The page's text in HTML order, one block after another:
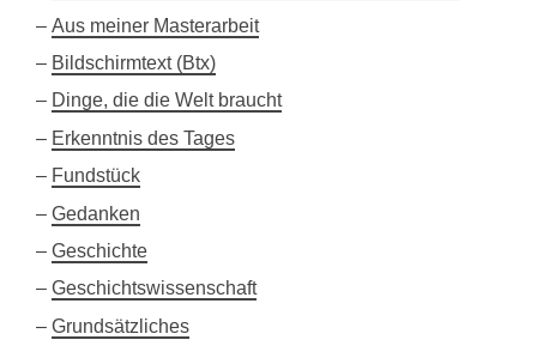
Aus meiner Masterarbeit
Bildschirmtext (Btx)
Dinge, die die Welt braucht
Erkenntnis des Tages
Fundstück
Gedanken
Geschichte
Geschichtswissenschaft
Grundsätzliches